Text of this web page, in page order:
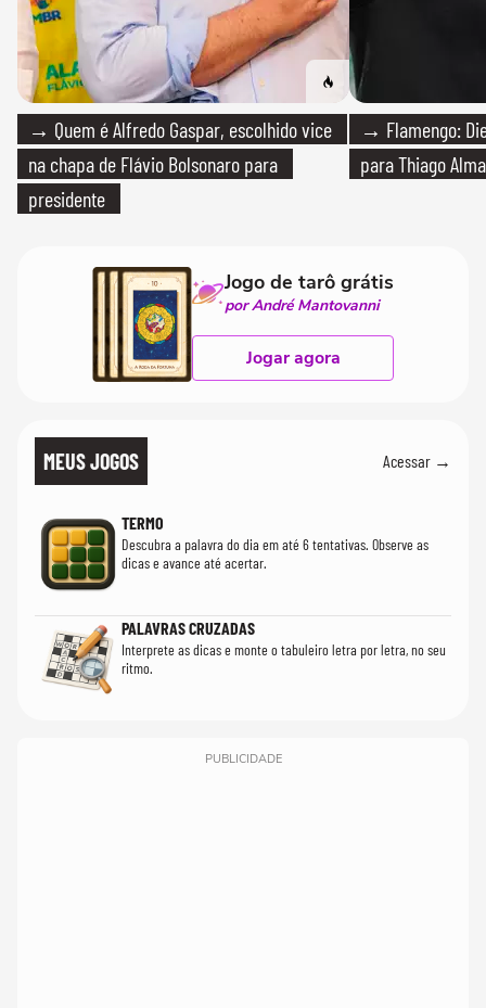
→ Quem é Alfredo Gaspar, escolhido vice
na chapa de Flávio Bolsonaro para
presidente
→ Flamengo:
para Thiago
Jogo de tarô grátis
por André Mantovanni
Jogar agora
MEUS JOGOS Acessar →
TERMO
Descubra a palavra do dia em até 6 tentativas. Observe as
dicas e avance até acertar.
PALAVRAS CRUZADAS
Interprete as dicas e monte o tabuleiro letra por letra, no seu
ritmo.
PUBLICIDADE